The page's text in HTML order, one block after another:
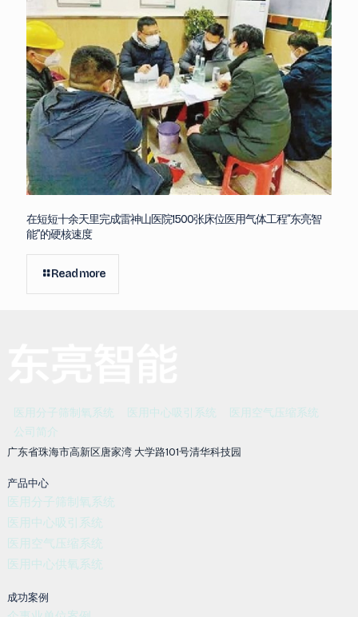
在短短十余天里完成雷神山医院1500张床位医用气体工程“东亮智
能”的硬核速度
Read more
医用分子筛制氧系统 医用中心吸引系统
医用空气压缩系统
公司简介
广东省珠海市高新区唐家湾 大学路101号清华科技园
产品中心
医用分子筛制氧系统
医用中心吸引系统
医用空气压缩系统
医用中心供氧系统
成功案例